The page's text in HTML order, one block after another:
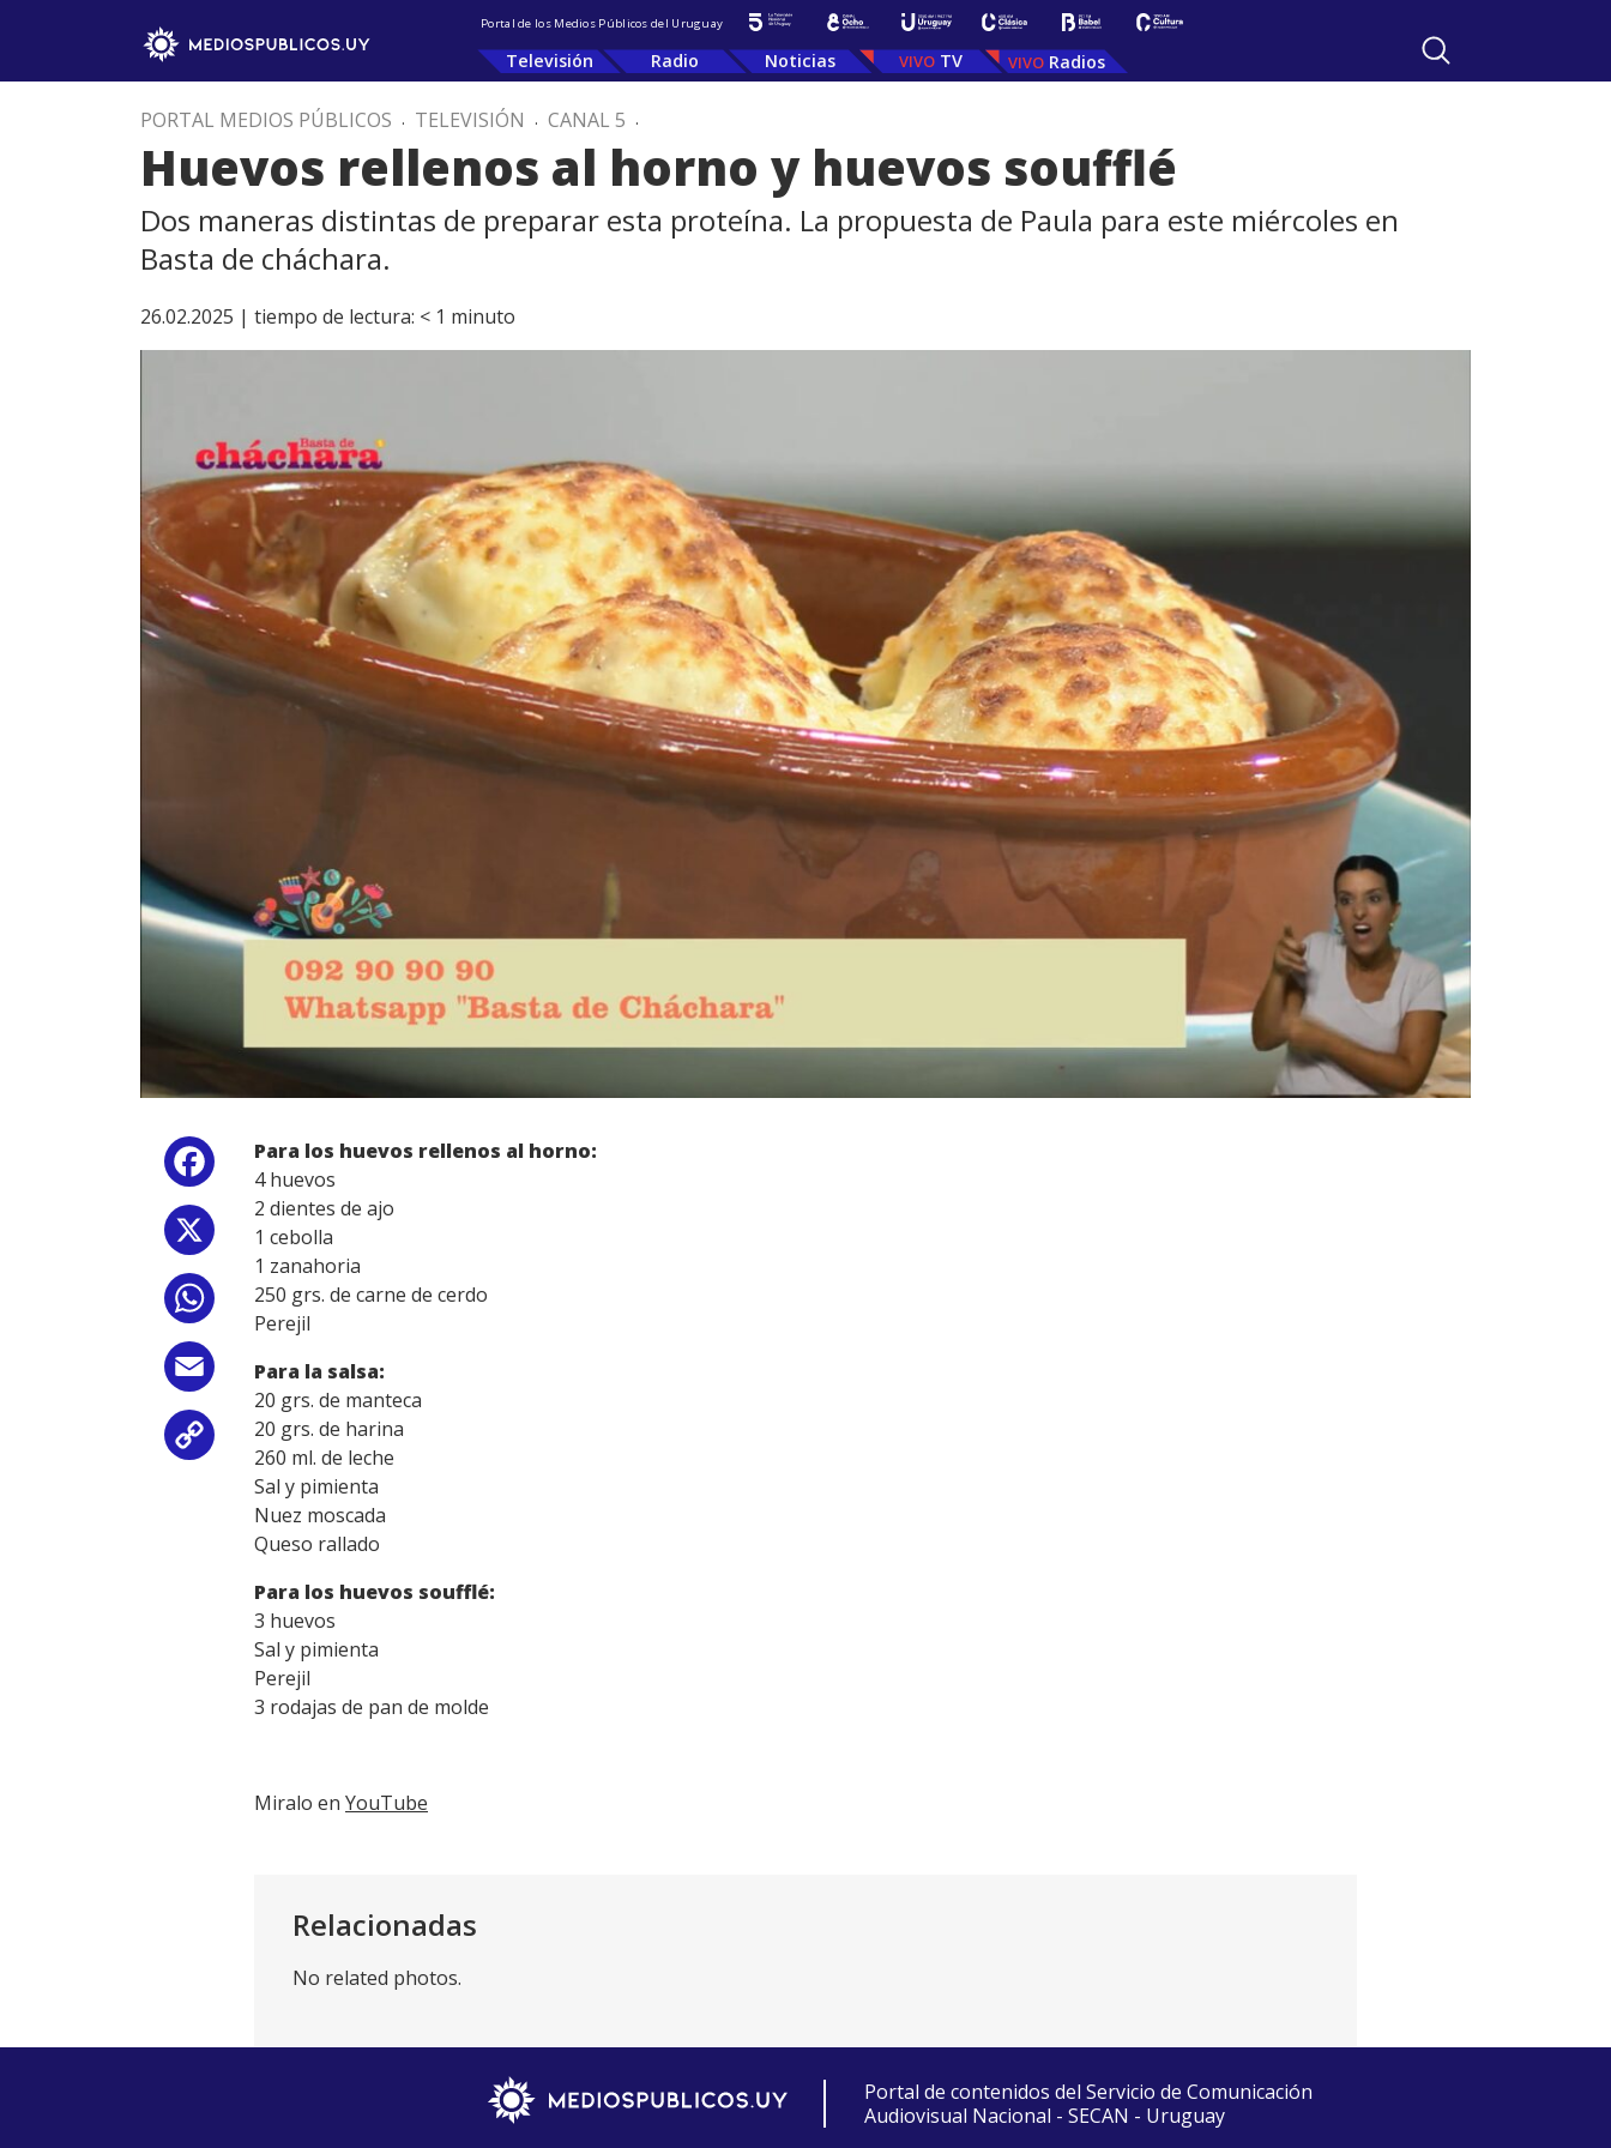
Portal de los Medios Públicos del Uruguay
Televisión Radio Noticias TV Radios
PORTAL MEDIOS PÚBLICOS . TELEVISIÓN . CANAL 5 .
Huevos rellenos al horno y huevos soufflé
Dos maneras distintas de preparar esta proteína. La propuesta de Paula para este miércoles en
Basta de cháchara.
26.02.2025 | tiempo de lectura: < 1 minuto
Facebook
WhatsApp
Email
Copy
Link
Para los huevos rellenos al horno:
4 huevos
2 dientes de ajo
1 cebolla
1 zanahoria
250 grs. de carne de cerdo
Perejil
Para la salsa:
20 grs. de manteca
20 grs. de harina
260 ml. de leche
Sal y pimienta
Nuez moscada
Queso rallado
Para los huevos soufflé:
3 huevos
Sal y pimienta
Perejil
3 rodajas de pan de molde
Miralo en YouTube
Relacionadas
No related photos.
Portal de contenidos del Servicio de Comunicación
Audiovisual Nacional - SECAN - Uruguay